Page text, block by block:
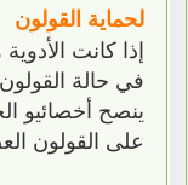
لحماية القولون
إذا كانت
في حالة
ينصح أخصائيو
على القولون